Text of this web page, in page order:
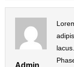
Admin